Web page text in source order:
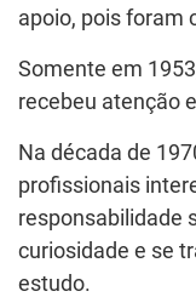
apoio, pois foram
Somente em
recebeu atenção
Na década de
profissionais
responsabilidade
curiosidade e se
estudo.